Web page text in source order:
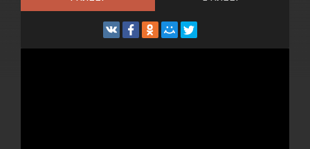
Или войти через
3 ПЛЕЕР